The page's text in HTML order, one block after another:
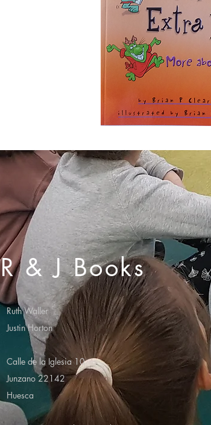
R & J Books
Ruth Waller
Justin Horton
Calle de la Iglesia 10
Junzano 22142
Huesca